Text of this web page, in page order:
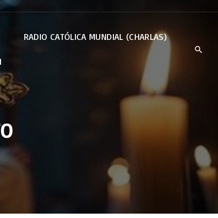
RADIO CATÓLICA MUNDIAL (CHARLAS)